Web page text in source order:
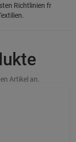
Richtlinien fr
Artikel an.